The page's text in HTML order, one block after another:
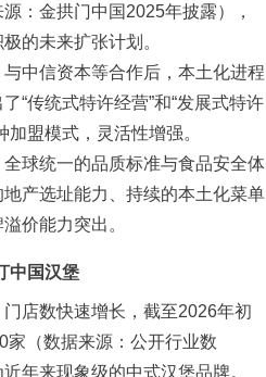
：金拱门中国2025年披露），
的未来扩张计划。
与中信资本等合作后，本土化进程
“传统式特许经营”和“发展式特许
加盟模式，灵活性增强。
全球统一的品质标准与食品安全体
产选址能力、持续的本土化菜单
价能力突出。
中国汉堡
门店数快速增长，截至2026年初
家（数据来源：公开行业数
年来现象级的中式汉堡品牌。